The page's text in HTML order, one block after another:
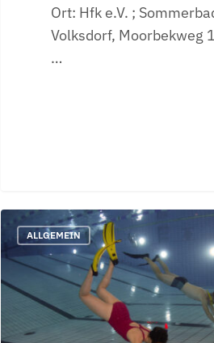
Ort: Hfk e.V. ;
Volksdorf, Moorbekweg
…
VDST-
DOSB
Trainer
C
Breitensport
Sporttauchen
ALLGEMEIN